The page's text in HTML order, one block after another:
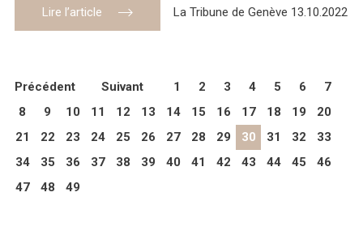
Lire l’article La Tribune de Genève 13.10.2022
Précédent Suivant 1 2 3 4 5 6
7
8
9 10 11 12 13 14 15 16 17 18 19
20
21
22 23 24 25 26 27 28 29 30 31 32
33
34
35 36 37 38 39 40 41 42 43 44 45
46
47
48 49